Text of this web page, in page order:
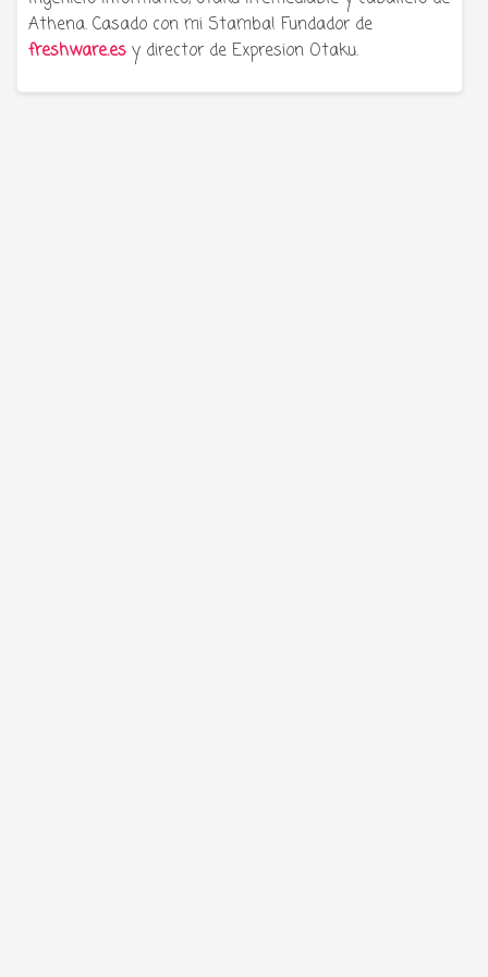
Athena. Casado con mi Stamba! Fundador de
freshware.es y director de Expresion Otaku.